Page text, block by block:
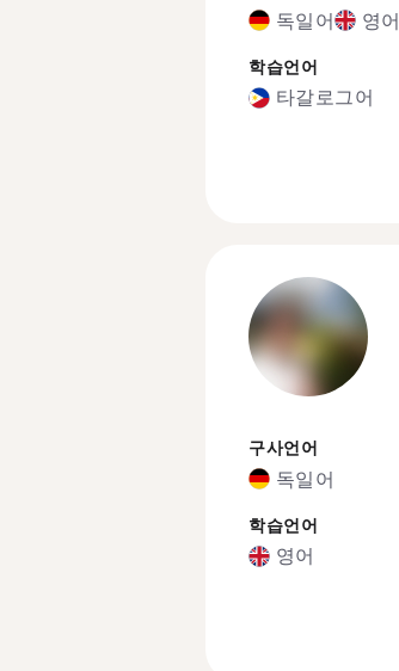
독일어 영어
학습언어
타갈로그어
구사언어
독일어
학습언어
영어